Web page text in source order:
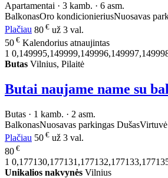
Apartamentai · 3 kamb. · 6 asm.
BalkonasOro kondicionieriusNuosavas
Plačiau 80 € už 3 val.
50 € Kalendorius atnaujintas
1
Butas Vilnius, Pilaitė
Butai naujame name su
Butas · 1 kamb. · 2 asm.
BalkonasNuosavas parkingas DušasVirtuvė
Plačiau 50 € už 3 val.
80 €
1
Unikalios nakvynės Vilnius